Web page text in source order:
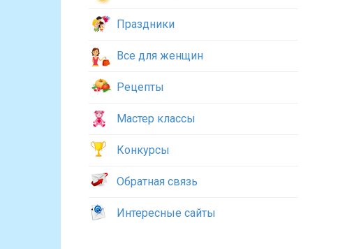
Праздники
Все для женщин
Рецепты
Мастер классы
Конкурсы
Обратная связь
Интересные сайты